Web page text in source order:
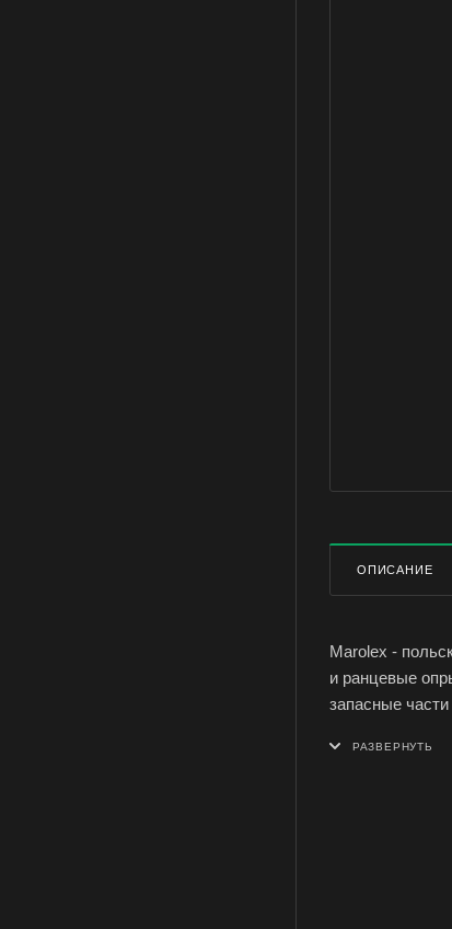
ОПИСАНИЕ
Marolex -
и ранцевые
запасные